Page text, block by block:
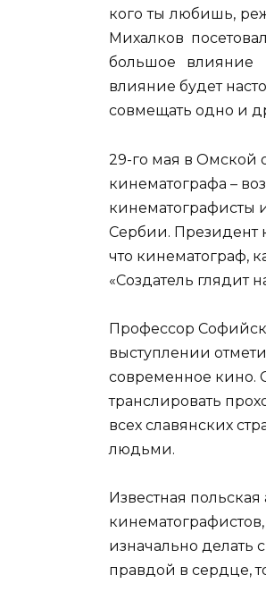
кого ты любишь,
Михалков
большое влияние
влияние будет
совмещать одно и
29-го мая в Омской
кинематографа –
кинематографисты
Сербии. Президент
что кинематограф,
«Создатель глядит
Профессор
выступлении
современное кино.
транслировать
всех славянских
людьми.
Известная
изначально делать
правдой в сердце,